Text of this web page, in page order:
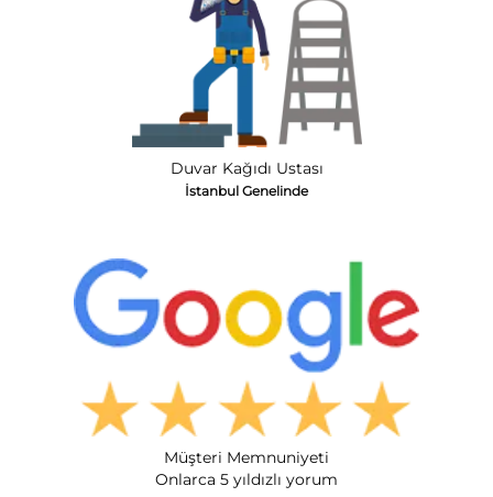
Duvar Kağıdı Ustası
İstanbul Genelinde
Müşteri Memnuniyeti
Onlarca 5 yıldızlı yorum